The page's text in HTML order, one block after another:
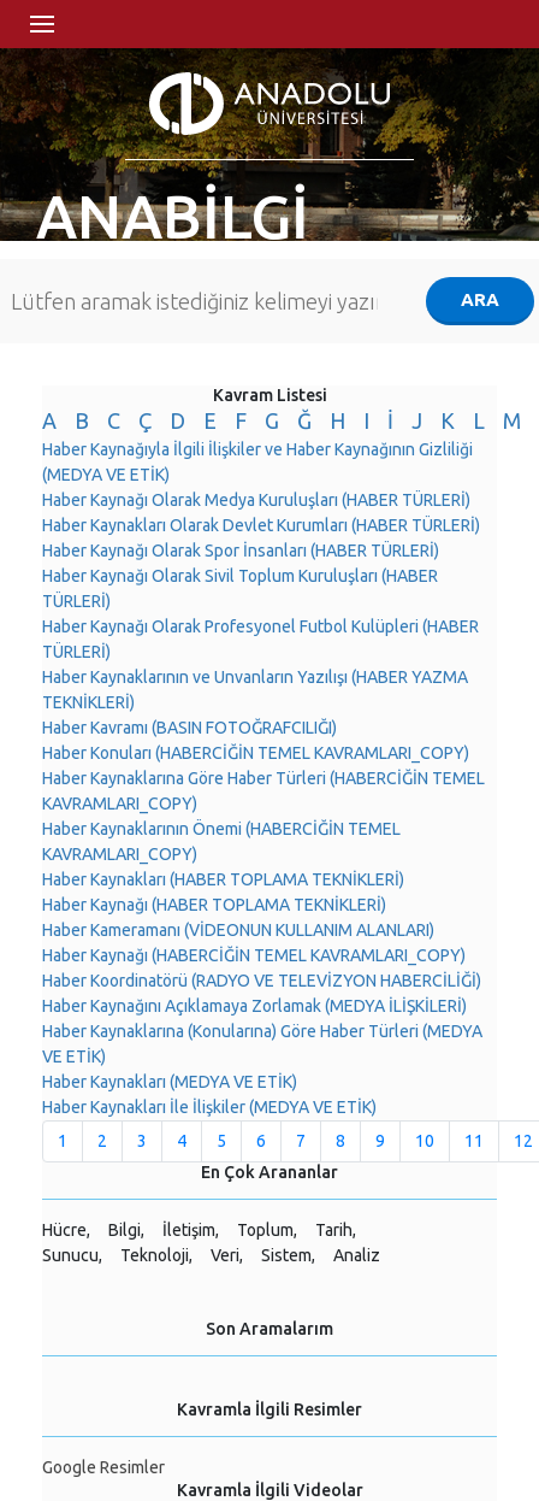
ANABİLGİ
Kavram Listesi
A B C Ç D E F G Ğ H I İ J K L M
Haber Kaynağıyla İlgili İlişkiler ve Haber Kaynağının Gizliliği
(MEDYA VE ETİK)
Haber Kaynağı Olarak Medya Kuruluşları (HABER TÜRLERİ)
Haber Kaynakları Olarak Devlet Kurumları (HABER TÜRLERİ)
Haber Kaynağı Olarak Spor İnsanları (HABER TÜRLERİ)
Haber Kaynağı Olarak Sivil Toplum Kuruluşları (HABER
TÜRLERİ)
Haber Kaynağı Olarak Profesyonel Futbol Kulüpleri (HABER
TÜRLERİ)
Haber Kaynaklarının ve Unvanların Yazılışı (HABER YAZMA
TEKNİKLERİ)
Haber Kavramı (BASIN FOTOĞRAFCILIĞI)
Haber Konuları (HABERCİĞİN TEMEL KAVRAMLARI_COPY)
Haber Kaynaklarına Göre Haber Türleri (HABERCİĞİN TEMEL
KAVRAMLARI_COPY)
Haber Kaynaklarının Önemi (HABERCİĞİN TEMEL
KAVRAMLARI_COPY)
Haber Kaynakları (HABER TOPLAMA TEKNİKLERİ)
Haber Kaynağı (HABER TOPLAMA TEKNİKLERİ)
Haber Kameramanı (VİDEONUN KULLANIM ALANLARI)
Haber Kaynağı (HABERCİĞİN TEMEL KAVRAMLARI_COPY)
Haber Koordinatörü (RADYO VE TELEVİZYON HABERCİLİĞİ)
Haber Kaynağını Açıklamaya Zorlamak (MEDYA İLİŞKİLERİ)
Haber Kaynaklarına (Konularına) Göre Haber Türleri (MEDYA
VE ETİK)
Haber Kaynakları (MEDYA VE ETİK)
Haber Kaynakları İle İlişkiler (MEDYA VE ETİK)
1
2 3 4 5 6 7 8 9 10 11
12
En Çok Arananlar
Hücre, Bilgi, İletişim, Toplum,
Tarih,
Sunucu,
Teknoloji, Veri, Sistem, Analiz
Son Aramalarım
Kavramla İlgili Resimler
Google Resimler
Kavramla İlgili Videolar